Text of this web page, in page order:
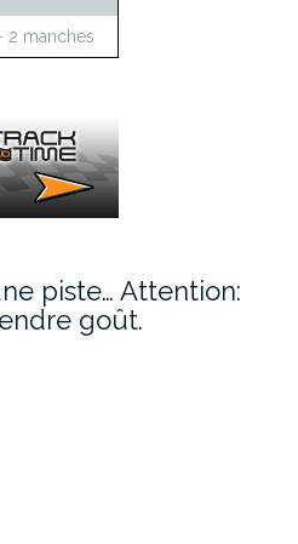
2 manches
piste… Attention:
goût.